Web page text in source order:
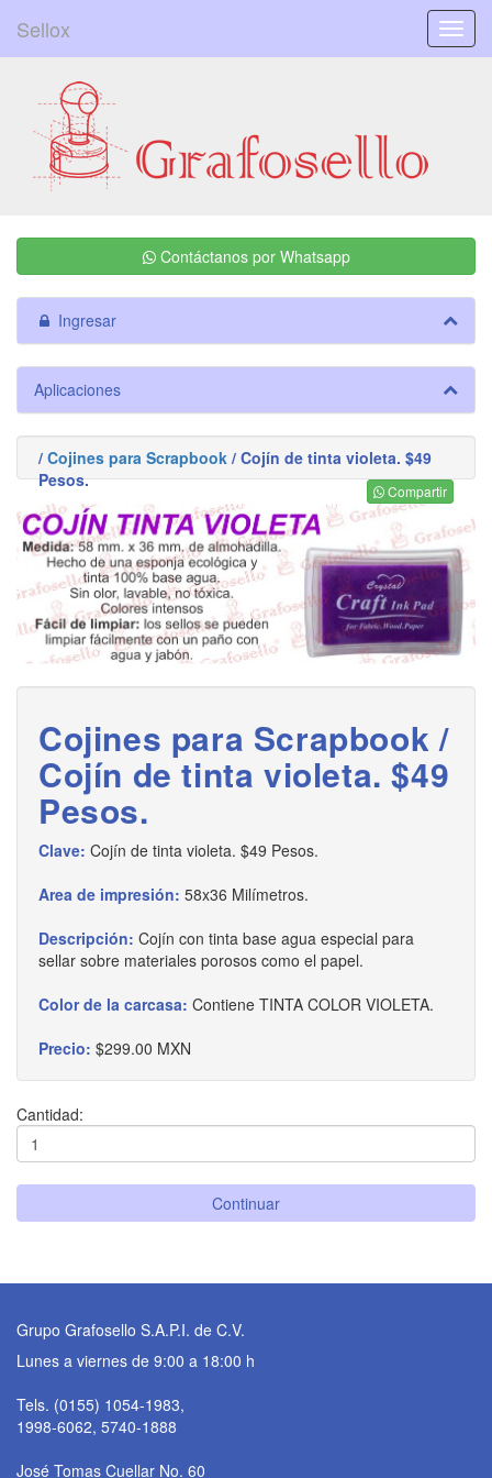
Menú
Sellox
Contáctanos por Whatsapp
Ingresar
Aplicaciones
/ Cojines para Scrapbook / Cojín de tinta violeta. $49
Pesos.
Compartir
Cojines para Scrapbook /
Cojín de tinta violeta. $49
Pesos.
Clave: Cojín de tinta violeta. $49 Pesos.
Area de impresión: 58x36 Milímetros.
Descripción: Cojín con tinta base agua especial para
sellar sobre materiales porosos como el papel.
Color de la carcasa: Contiene TINTA COLOR VIOLETA.
Precio: $299.00 MXN
Cantidad:
Continuar
Grupo Grafosello S.A.P.I. de C.V.
Lunes a viernes de 9:00 a 18:00 h
Tels. (0155) 1054-1983,
1998-6062, 5740-1888
José Tomas Cuellar No. 60